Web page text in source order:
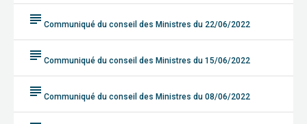
subject Communiqué du conseil des Ministres du 22/06/2022
subject Communiqué du conseil des Ministres du 15/06/2022
subject Communiqué du conseil des Ministres du 08/06/2022